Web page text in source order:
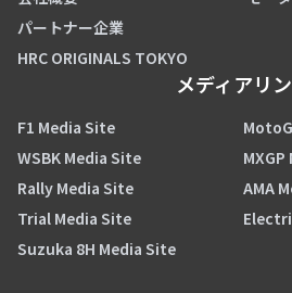
パートナー企業
HRC ORIGINALS TOKYO
メディアリ
F1 Media Site
WSBK Media Site
Rally Media Site
AMA
Trial Media Site
Suzuka 8H Media Site